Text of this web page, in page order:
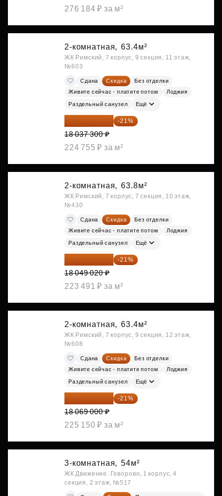
276 184 ₽ за м²
2-комнатная, 63.4м²
ЖК Римский, 7 корпус, 9 секция, 11 этаж,
№603
Сдана Скидка
Без отделки
Живите сейчас - платите потом
Лоджия
Раздельный санузел Ещё
14 249 467 ₽ -21%
18 037 300 ₽
224 755 ₽ за м²
2-комнатная, 63.8м²
ЖК Римский, 7 корпус, 7 секция, 10 этаж,
№430
Сдана Скидка
Без отделки
Живите сейчас - платите потом
Лоджия
Раздельный санузел Ещё
14 258 726 ₽ -21%
18 049 020 ₽
223 491 ₽ за м²
2-комнатная, 63.4м²
ЖК Римский, 7 корпус, 9 секция, 12 этаж,
№608
Сдана Скидка
Без отделки
Живите сейчас - платите потом
Лоджия
Раздельный санузел Ещё
14 274 510 ₽ -21%
18 069 000 ₽
225 150 ₽ за м²
3-комнатная, 54м²
ЖК Движение. Говорово, 1 корпус, 4
секция, 2 этаж, №517